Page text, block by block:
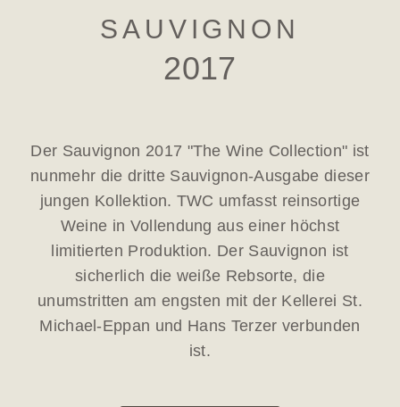
SAUVIGNON
2017
Der Sauvignon 2017 "The Wine Collection" ist
nunmehr die dritte Sauvignon-Ausgabe dieser
jungen Kollektion. TWC umfasst reinsortige
Weine in Vollendung aus einer höchst
limitierten Produktion. Der Sauvignon ist
sicherlich die weiße Rebsorte, die
unumstritten am engsten mit der Kellerei St.
Michael-Eppan und Hans Terzer verbunden
ist.